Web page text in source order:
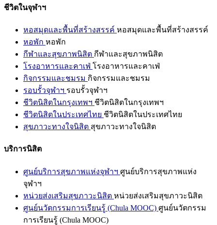
ชีวิตในจุฬาฯ
หอสมุดและพื้นที่สร้างสรรค์ หอสมุดและพื้นที่สร้างสรรค์
หอพัก หอพัก
กีฬาและสุขภาพนิสิต กีฬาและสุขภาพนิสิต
โรงอาหารและคาเฟ่ โรงอาหารและคาเฟ่
กิจกรรมและชมรม กิจกรรมและชมรม
รอบรั้วจุฬาฯ รอบรั้วจุฬาฯ
ชีวิตนิสิตในกรุงเทพฯ ชีวิตนิสิตในกรุงเทพฯ
ชีวิตนิสิตในประเทศไทย ชีวิตนิสิตในประเทศไทย
สุขภาวะทางใจนิสิต สุขภาวะทางใจนิสิต
บริการนิสิต
ศูนย์บริการสุขภาพแห่งจุฬาฯ ศูนย์บริการสุขภาพแห่ง
จุฬาฯ
หน่วยส่งเสริมสุขภาวะนิสิต หน่วยส่งเสริมสุขภาวะนิสิต
ศูนย์นวัตกรรมการเรียนรู้ (Chula MOOC) ศูนย์นวัตกรรม
การเรียนรู้ (Chula MOOC)